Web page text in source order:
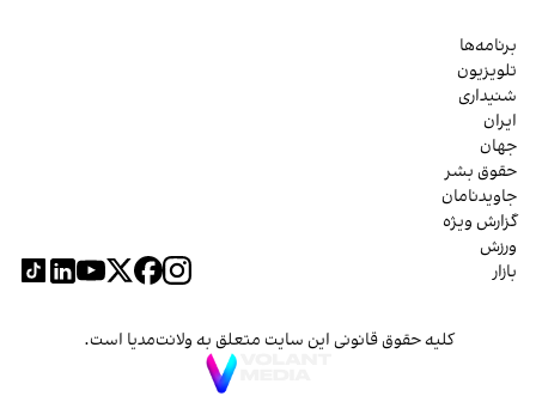
برنامه‌ها
تلویزیون
شنیداری
ایران
جهان
حقوق بشر
جاویدنامان
گزارش ویژه
ورزش
بازار
کلیه حقوق قانونی این سایت متعلق به ولانت‌مدیا است.